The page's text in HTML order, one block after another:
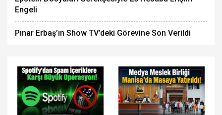
Engeli
Pınar Erbaş’ın Show TV’deki Görevine Son Verildi